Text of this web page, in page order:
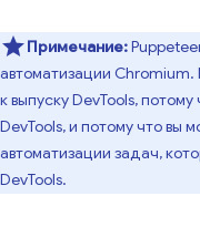
Примечание:
автоматизации
к выпуску DevTools,
DevTools, и потому что вы
автоматизации задач,
DevTools.